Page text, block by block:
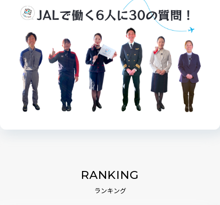
RANKING
ランキング